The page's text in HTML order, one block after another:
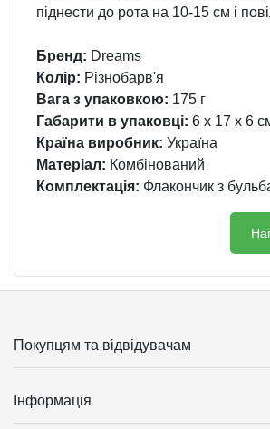
піднести до рота на 10-15 см і
Бренд: Dreams
Колір: Різнобарв'я
Вага з упаковкою: 175 г
Габарити в упаковці: 6 x 17 x 6
Країна виробник: Україна
Матеріал: Комбінований
Комплектація: Флакончик з
Покупцям та відвідувачам
Інформація